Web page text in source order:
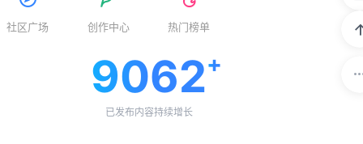
社区广场 创作中心 热门榜单
9062
已发布内容持续增长